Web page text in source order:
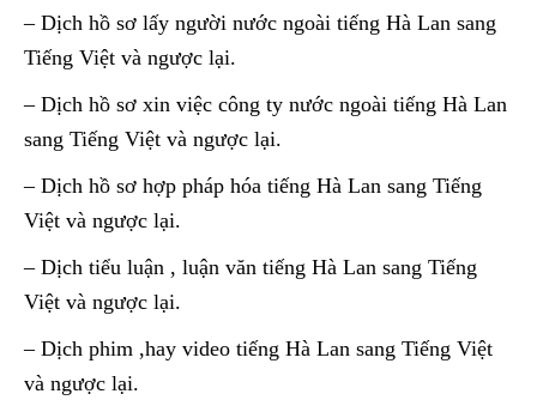
– Dịch hồ sơ lấy người nước ngoài tiếng Hà Lan sang
Tiếng Việt và ngược lại.
– Dịch hồ sơ xin việc công ty nước ngoài tiếng Hà Lan
sang Tiếng Việt và ngược lại.
– Dịch hồ sơ hợp pháp hóa tiếng Hà Lan sang Tiếng
Việt và ngược lại.
– Dịch tiểu luận , luận văn tiếng Hà Lan sang Tiếng
Việt và ngược lại.
– Dịch phim ,hay video tiếng Hà Lan sang Tiếng Việt
và ngược lại.